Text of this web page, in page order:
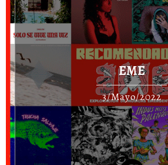
EME
3/Mayo/2022